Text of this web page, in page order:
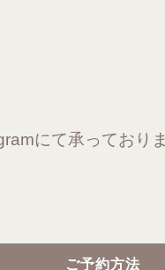
にて承っており
ご予約方法